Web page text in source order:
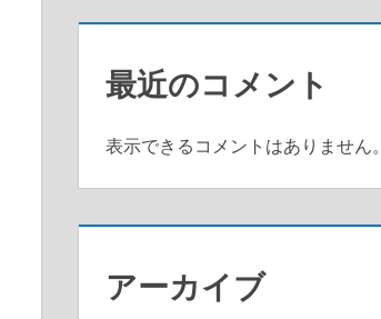
最近のコメント
表示できるコメントはありません。
アーカイブ